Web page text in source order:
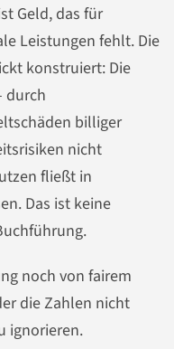
Geld, das für
Leistungen fehlt. Die
konstruiert: Die
durch
billiger
nicht
fließt in
Das ist keine
noch von fairem
die Zahlen nicht
ignorieren.